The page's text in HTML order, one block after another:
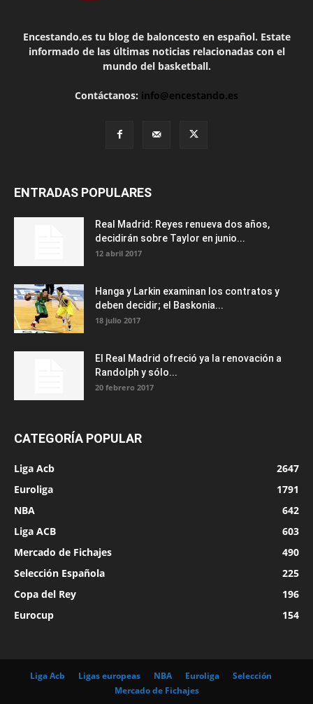
Encestando.es tu blog de baloncesto en español. Estate
informado de las últimas noticias relacionadas con el
mundo del basketball.
Contáctanos: info@encestando.es
ENTRADAS POPULARES
Real Madrid: Reyes renueva dos años,
decidirán sobre Taylor en junio...
12 abril 2017
Hanga y Larkin examinan los contratos y
deben decidir; el Baskonia...
18 julio 2017
El Real Madrid ofreció ya la renovación a
Randolph y sólo...
20 febrero 2017
CATEGORÍA POPULAR
Liga Acb
2647
Euroliga
1791
NBA
642
Liga ACB
603
Mercado de Fichajes
490
Selección Española
225
Copa del Rey
196
Eurocup
154
Liga Acb Ligas europeas NBA Euroliga
Selección
Mercado de Fichajes